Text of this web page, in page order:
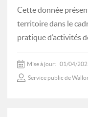
Cette donnée
territoire dans le
pratique d’activités
Mise à jour: 01/04/
Service public de